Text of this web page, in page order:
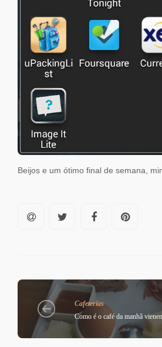
Beijos e um ótimo final de semana,
Cafeterias
Como é o café da manhã